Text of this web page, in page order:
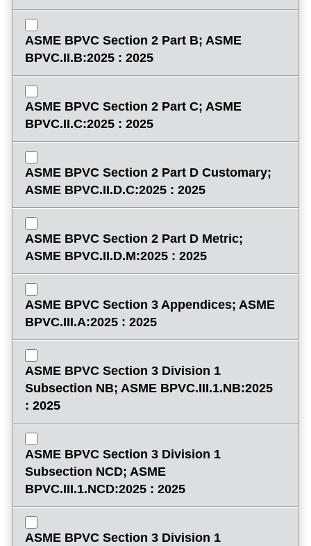
ASME BPVC Section 2 Part B; ASME
BPVC.II.B:2025 : 2025
ASME BPVC Section 2 Part C; ASME
BPVC.II.C:2025 : 2025
ASME BPVC Section 2 Part D Customary;
ASME BPVC.II.D.C:2025 : 2025
ASME BPVC Section 2 Part D Metric;
ASME BPVC.II.D.M:2025 : 2025
ASME BPVC Section 3 Appendices; ASME
BPVC.III.A:2025 : 2025
ASME BPVC Section 3 Division 1
Subsection NB; ASME BPVC.III.1.NB:2025
: 2025
ASME BPVC Section 3 Division 1
Subsection NCD; ASME
BPVC.III.1.NCD:2025 : 2025
ASME BPVC Section 3 Division 1